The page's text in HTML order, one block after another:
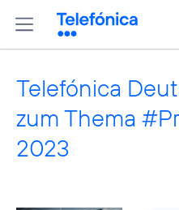
Telefónica
zum Thema
2023